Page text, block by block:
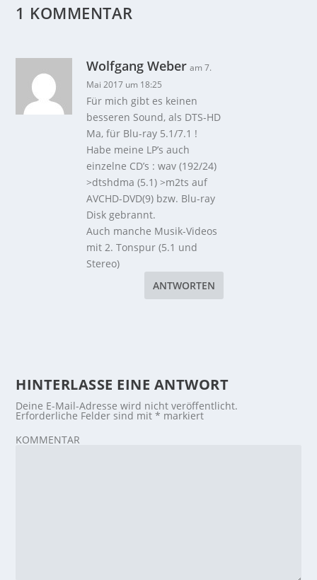
1 KOMMENTAR
Wolfgang Weber am 7.
Mai 2017 um 18:25
Für mich gibt es keinen
besseren Sound, als DTS-HD
Ma, für Blu-ray 5.1/7.1 !
Habe meine LP’s auch
einzelne CD’s : wav (192/24)
>dtshdma (5.1) >m2ts auf
AVCHD-DVD(9) bzw. Blu-ray
Disk gebrannt.
Auch manche Musik-Videos
mit 2. Tonspur (5.1 und
Stereo)
ANTWORTEN
HINTERLASSE EINE ANTWORT
Deine E-Mail-Adresse wird nicht veröffentlicht.
Erforderliche Felder sind mit* markiert
KOMMENTAR